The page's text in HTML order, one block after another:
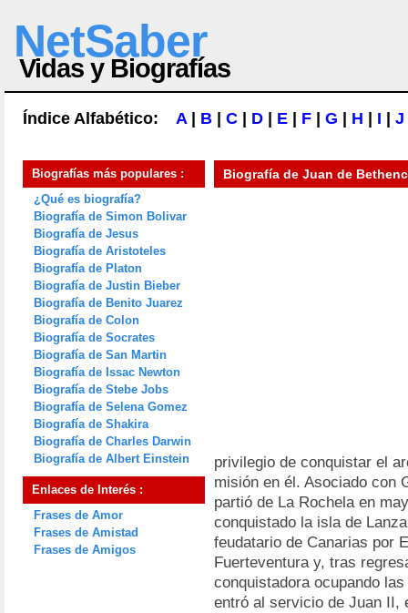
NetSaber
Vidas y Biografías
Índice Alfabético: A| B C D E F G H I J
Biografías más populares :
¿Qué es biografía?
Biografía de Simon Bolivar
Biografía de Jesus
Biografía de Aristoteles
Biografía de Platon
Biografía de Justin Bieber
Biografía de Benito Juarez
Biografía de Colon
Biografía de Socrates
Biografía de San Martin
Biografía de Issac Newton
Biografía de Stebe Jobs
Biografía de Selena Gomez
Biografía de Shakira
Biografía de Charles Darwin
Biografía de Albert Einstein
Enlaces de Interés :
Frases de Amor
Frases de Amistad
Frases de Amigos
Biografía de Juan de
privilegio de conquistar el
misión en él. Asociado con
partió de La Rochela en
conquistado la isla de
feudatario de Canarias por
Fuerteventura y, tras
conquistadora ocupando
entró al servicio de Juan II,